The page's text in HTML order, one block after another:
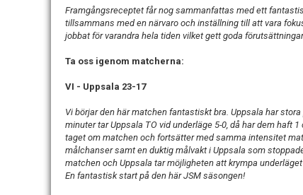
Framgångsreceptet får nog sammanfattas med ett
tillsammans med en närvaro och inställning till att vara
jobbat för varandra hela tiden vilket gett goda
Ta oss igenom matcherna:
VI - Uppsala 23-17
Vi börjar den här matchen fantastiskt bra. Uppsala har
minuter tar Uppsala TO vid underläge 5-0, då har dem haft
taget om matchen och fortsätter med samma intensitet
målchanser samt en duktig målvakt i Uppsala som
matchen och Uppsala tar möjligheten att krympa
En fantastisk start på den här JSM säsongen!